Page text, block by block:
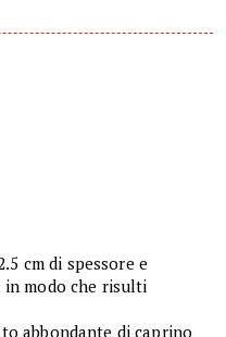
cm di spessore e
modo che risulti
abbondante di caprino